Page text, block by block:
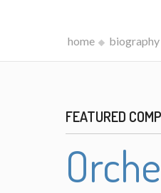
home biography
FEATURED